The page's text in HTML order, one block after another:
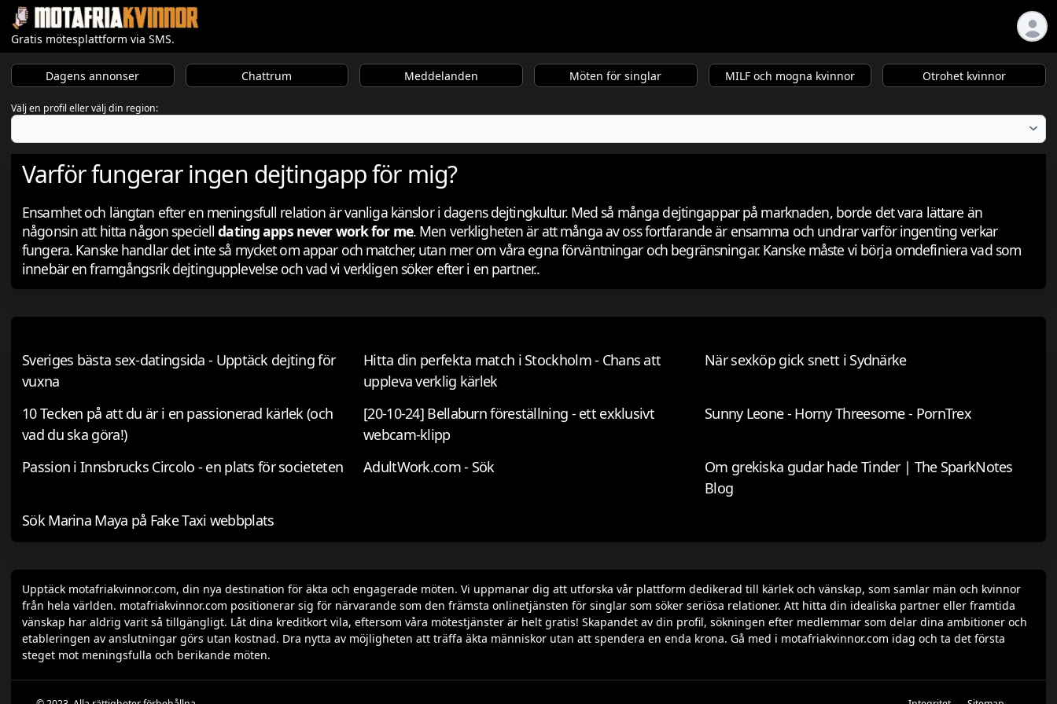
Gratis mötesplattform via SMS.
Dagens annonser Chattrum Meddelanden Möten för singlar MILF och mogna kvinnor Otrohet kvinnor
Välj en profil eller välj din region:
Varför fungerar ingen dejtingapp för mig?
Ensamhet och längtan efter en meningsfull relation är vanliga känslor i dagens dejtingkultur. Med så många dejtingappar på marknaden, borde det vara lättare än
någonsin att hitta någon specielldating apps never work for me. Men verkligheten är att många av oss fortfarande är ensamma och undrar varför ingenting verkar
fungera. Kanske handlar det inte så mycket om appar och matcher, utan mer om våra egna förväntningar och begränsningar. Kanske måste vi börja omdefiniera vad som
innebär en framgångsrik dejtingupplevelse och vad vi verkligen söker efter i en partner..
Sveriges bästa sex-datingsida - Upptäck dejting för
vuxna
Hitta din perfekta match i Stockholm - Chans att
uppleva verklig kärlek
När sexköp gick snett i Sydnärke
10 Tecken på att du är i en passionerad kärlek (och
vad du ska göra!)
[20-10-24] Bellaburn föreställning - ett exklusivt
webcam-klipp
Sunny Leone - Horny Threesome - PornTrex
Passion i Innsbrucks Circolo - en plats för societeten AdultWork.com - Sök
Om grekiska gudar hade Tinder | The SparkNotes
Blog
Sök Marina Maya på Fake Taxi webbplats
Upptäck motafriakvinnor.com, din nya destination för äkta och engagerade möten. Vi uppmanar dig att utforska vår plattform dedikerad till kärlek och vänskap, som samlar män och kvinnor
från hela världen. motafriakvinnor.com positionerar sig för närvarande som den främsta onlinetjänsten för singlar som söker seriösa relationer. Att hitta din idealiska partner eller framtida
vänskap har aldrig varit så tillgängligt. Låt dina kreditkort vila, eftersom våra mötestjänster är helt gratis! Skapandet av din profil, sökningen efter medlemmar som delar dina ambitioner och
etableringen av anslutningar görs utan kostnad. Dra nytta av möjligheten att träffa äkta människor utan att spendera en enda krona. Gå med i motafriakvinnor.com idag och ta det första
steget mot meningsfulla och berikande möten.